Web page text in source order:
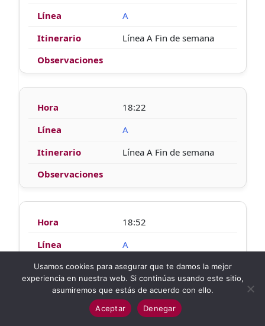
A
Línea A Fin de semana
18:22
A
Línea A Fin de semana
18:52
A
Línea A Fin de semana
Usamos cookies para asegurar que te damos la mejor
experiencia en nuestra web. Si continúas usando este sitio,
asumiremos que estás de acuerdo con ello.
Aceptar
Denegar